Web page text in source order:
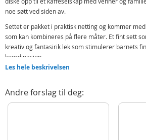
noe søtt ved siden av.
Settet er pakket i praktisk netting og kommer
som kan kombineres på flere måter. Et fint sett
kreativ og fantasirik lek som stimulerer barnets
koordinasjon.
Inneholder:
Bakverk
Les hele beskrivelsen
Andre forslag til deg: